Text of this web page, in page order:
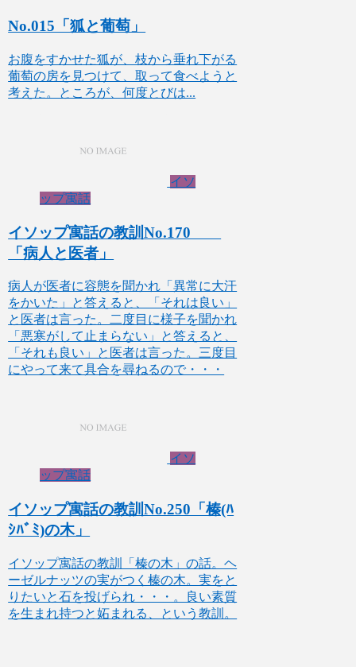
No.015「狐と葡萄」
お腹をすかせた狐が、枝から垂れ下がる
葡萄の房を見つけて、取って食べようと
考えた。ところが、何度とびは...
イソ
ップ寓話
イソップ寓話の教訓No.170
「病人と医者」
病人が医者に容態を聞かれ「異常に大汗
をかいた」と答えると、「それは良い」
と医者は言った。二度目に様子を聞かれ
「悪寒がして止まらない」と答えると、
「それも良い」と医者は言った。三度目
にやって来て具合を尋ねるので・・・
イソ
ップ寓話
イソップ寓話の教訓No.250「榛(ﾊ
ｼﾊﾞﾐ)の木」
イソップ寓話の教訓「榛の木」の話。ヘ
ーゼルナッツの実がつく榛の木。実をと
りたいと石を投げられ・・・。良い素質
を生まれ持つと妬まれる、という教訓。